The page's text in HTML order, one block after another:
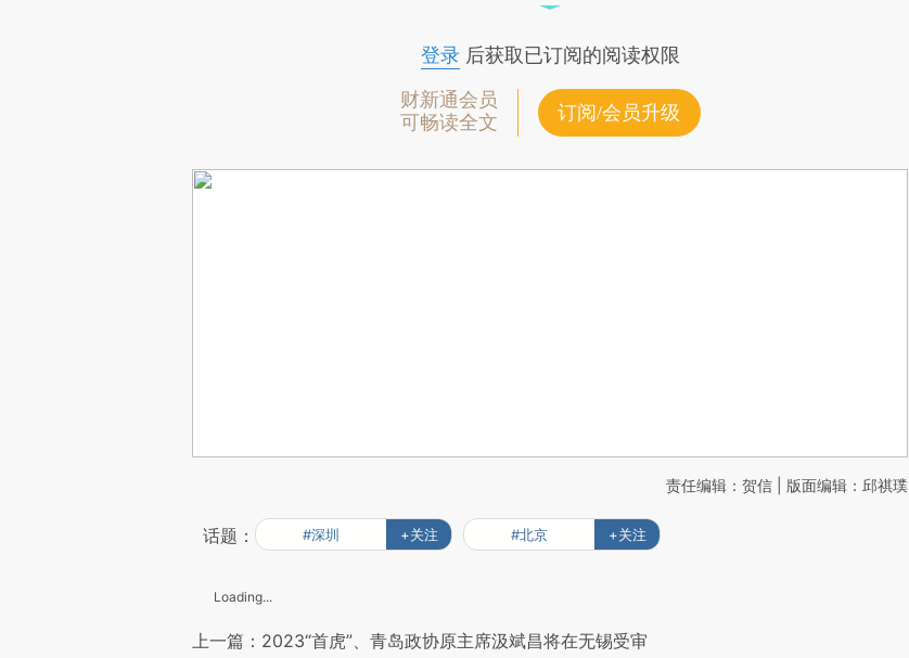
登录后获取已订阅的阅读权限
财新通会员
可畅读全文
订阅/会员升级
责任编辑：贺信 | 版面编辑：邱祺璞
话题： #深圳 +关注 #北京 +关注
Loading...
上一篇：2023“首虎”、青岛政协原主席汲斌昌将在无锡受审